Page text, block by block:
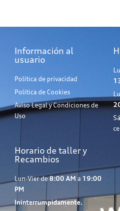
Información al
usuario
Política de privacidad
Política de Cookies
Aviso Legal y Condiciones de
Uso
Horario de taller y
Recambios
Lun-Vier de8:00 AM a 19:00
PM
Ininterrumpidamente.